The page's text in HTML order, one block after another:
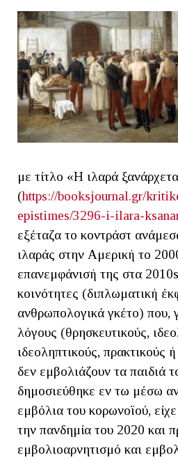
με τίτλο «Η ιλαρά
(https://booksjournal.gr/
epistimes/3296-i-ilara-
εξέταζα το κοντράστ
ιλαράς στην Αμερική το
επανεμφάνισή της στα
κοινότητες (διπλωματική
ανθρωπολογικά γκέτο) που,
λόγους (θρησκευτικούς,
ιδεοληπτικούς, πρακτικούς
δεν εμβολιάζουν τα παιδιά
δημοσιεύθηκε εν τω μέσω
εμβόλια του κορωνοϊού,
την πανδημία του 2020 και
εμβολιοαρνητισμό και